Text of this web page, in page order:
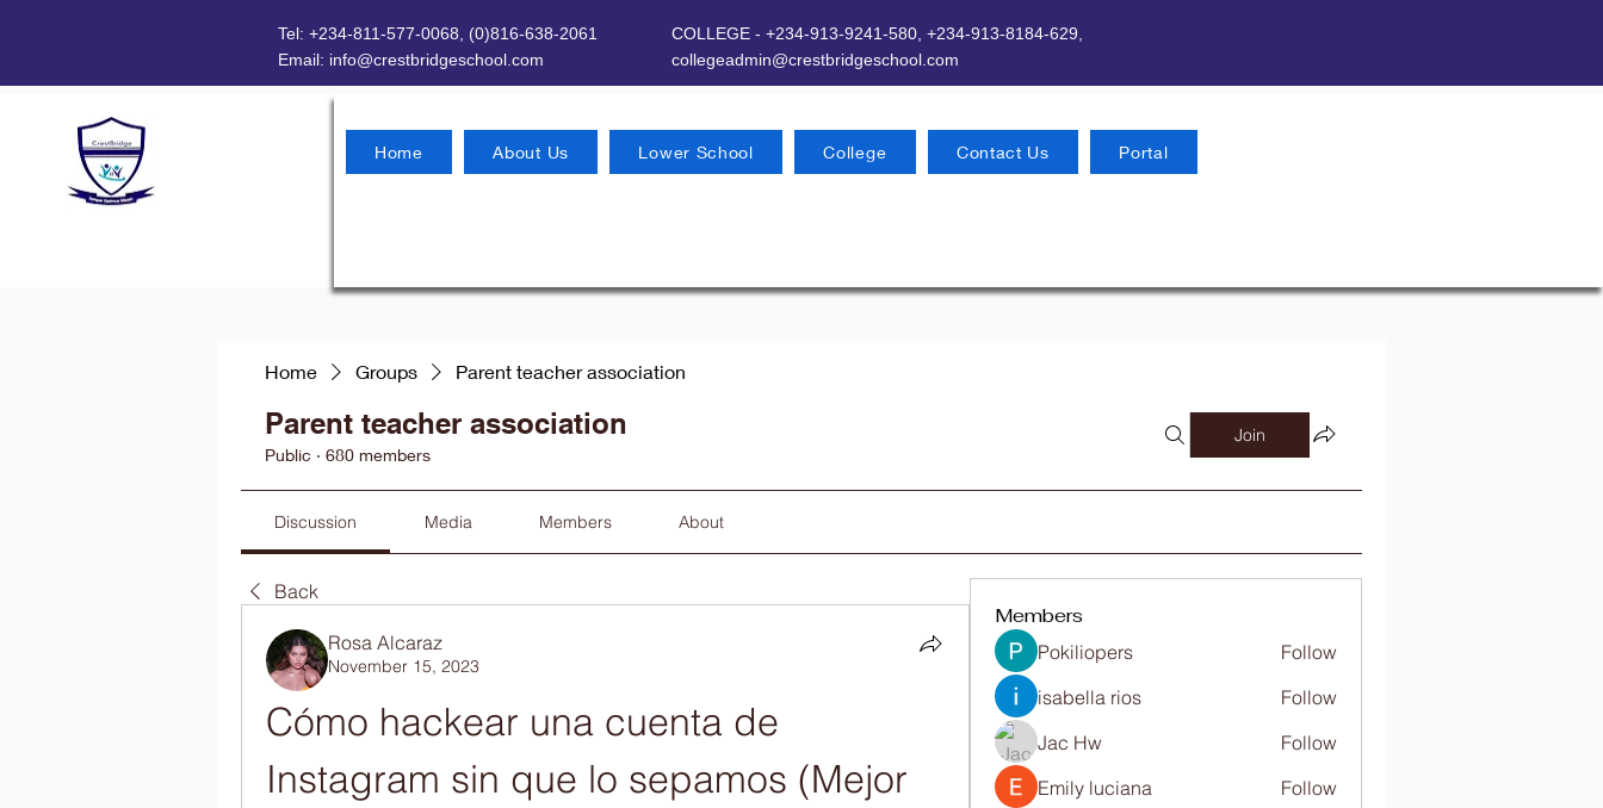
Tel: +234-811-577-0068, (0)816-638-2061
Email: info@crestbridgeschool.com
COLLEGE - +234-913-9241-580, +234-913-8184-629,
collegeadmin@crestbridgeschool.com
Home About Us Lower School College Contact Us Portal
Home Groups Parent teacher association
Parent teacher association
Public · 680 members
Join
Discussion Media Members About
Back
Rosa Alcaraz
November 15, 2023
Cómo hackear una cuenta de
Instagram sin que lo sepamos (Mejor
Members
Pokiliopers
Follow
isabella rios
Follow
Jac Hw
Follow
Emily luciana
Follow